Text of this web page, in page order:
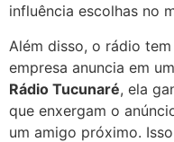
influência escolhas no
Além disso, o rádio
empresa anuncia em
Rádio Tucunaré, ela
que enxergam o
um amigo próximo.